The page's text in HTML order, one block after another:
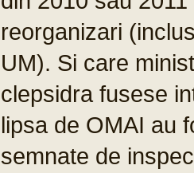
reorganizari
UM). Si care
clepsidra fusese
lipsa de OMAI au
semnate de